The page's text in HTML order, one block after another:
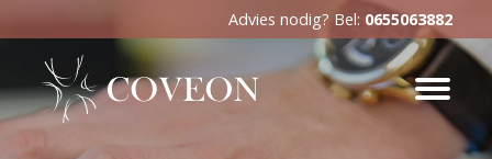
Advies nodig? Bel: 0655063882